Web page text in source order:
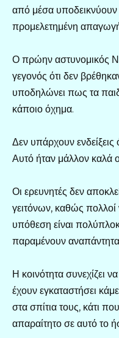
από μέσα υποδεικνύουν
προμελετημένη
Ο πρώην αστυνομικός
γεγονός ότι δεν
υποδηλώνει πως τα
κάποιο όχημα.
Δεν υπάρχουν
Αυτό ήταν μάλλον καλά
Οι ερευνητές δεν
γειτόνων, καθώς πολλοί
υπόθεση είναι
παραμένουν
Η κοινότητα συνεχίζει
έχουν εγκαταστήσει
στα σπίτια τους, κάτι
απαραίτητο σε αυτό το